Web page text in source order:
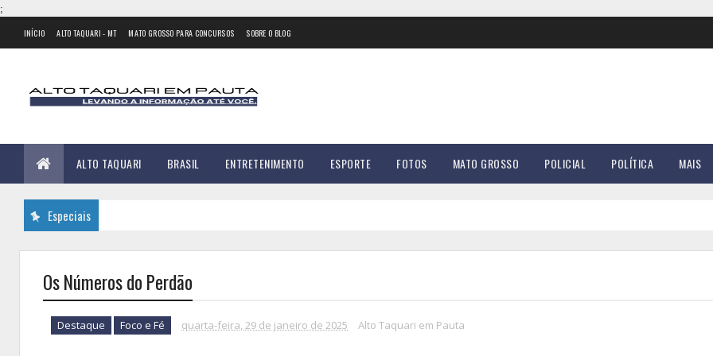
;
INÍCIO ALTO TAQUARI - MT MATO GROSSO PARA CONCURSOS SOBRE O BLOG
ALTO TAQUARI BRASIL ENTRETENIMENTO ESPORTE FOTOS MATO GROSSO POLICIAL POLÍTICA MAIS
Especiais
Os Números do Perdão
Destaque Foco e Fé quarta-feira, 29 de janeiro de 2025 Alto Taquari em Pauta